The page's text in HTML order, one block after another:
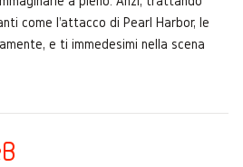
come l'attacco di Pearl Harbor, le
e ti immedesimi nella scena